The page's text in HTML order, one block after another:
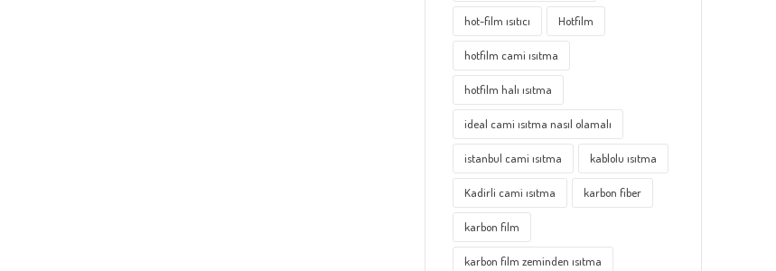
hot-film ısıtıcı Hotfilm
hotfilm cami ısıtma
hotfilm halı ısıtma
ideal cami ısıtma nasıl olamalı
istanbul cami ısıtma kablolu ısıtma
Kadirli cami ısıtma karbon fiber
karbon film
karbon film zeminden ısıtma